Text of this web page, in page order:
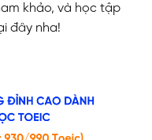
khảo, và học tập
đây nha!